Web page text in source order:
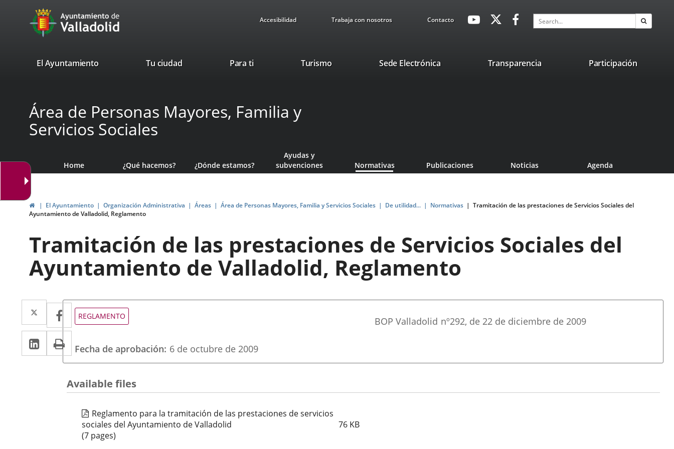
Portal
Web
Ayuntamiento
Valladolid
Accesibilidad Trabaja con nosotros ContactoavaHeaderSocial
Link
Link
application.
application.
Search
valladolid.es
El Ayuntamiento Tu ciudad Para ti TurismoThis
Sede ElectrónicaLink
Transparencia Participación
Área de Personas Mayores, Familia y
Servicios Sociales
Home ¿Qué hacemos? ¿Dónde estamos?
Ayudas y
subvenciones
Normativas Publicaciones Noticias Agenda
HomeEl Ayuntamiento Organización Administrativa Áreas Área de Personas Mayores, Familia y Servicios Sociales De utilidad... Normativas
Tramitación de las prestaciones de Servicios Sociales del
Ayuntamiento de Valladolid, Reglamento
Tramitación de las prestaciones de Servicios Sociales del
Ayuntamiento de Valladolid, Reglamento
Twitter
Enlace
a
una
aplicación
externa.
Facebook
Enlace
a
una
aplicación
externa.
Linkedin
Enlace
a
aplicación
externa.
Tipo
de
REGLAMENTO
boletin
BOP Valladolid nº292, de 22 de diciembre de 2009
Fecha de aprobación 6 de octubre de 2009
Available files
Reglamento para la tramitación de las prestaciones de servicios
sociales del Ayuntamiento de Valladolid
76 KB
(7 pages)